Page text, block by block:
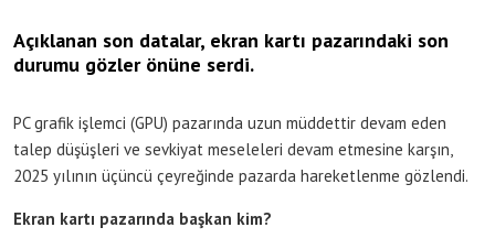
Açıklanan son datalar, ekran kartı pazarındaki son
durumu gözler önüne serdi.
PC grafik işlemci (GPU) pazarında uzun müddettir devam eden
talep düşüşleri ve sevkiyat meseleleri devam etmesine karşın,
2025 yılının üçüncü çeyreğinde pazarda hareketlenme gözlendi.
Ekran kartı pazarında başkan kim?